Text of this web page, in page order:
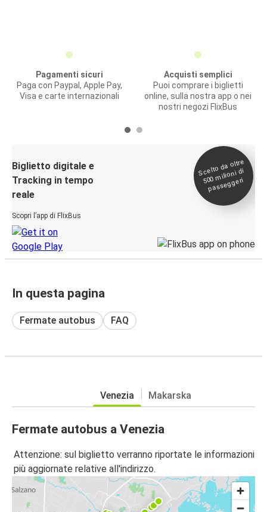
Pagamenti sicuri
Paga con Paypal, Apple Pay,
Visa e carte internazionali
Acquisti semplici
Puoi comprare i biglietti
online, sulla nostra app o nei
nostri negozi FlixBus
Biglietto digitale e
Tracking in tempo
reale
Scopri l’app di FlixBus
Scelto da oltre
500
milioni di
passeggeri
In questa pagina
Fermate autobus FAQ
Venezia Makarska
Fermate autobus a Venezia
Attenzione: sul biglietto verranno riportate le informazioni
più aggiornate relative all'indirizzo.